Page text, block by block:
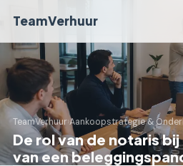
TeamVerhuur
TeamVerhuur›Aankoopstrategie &
De rol van de notaris
van een